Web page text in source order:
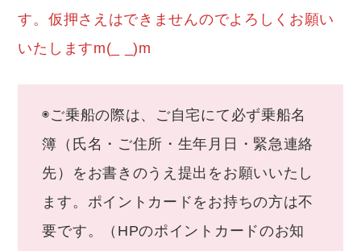
す。仮押さえはできませんのでよろしくお願い
いたしますm(_ _)m
◉ご乗船の際は、ご自宅にて必ず乗船名
簿（氏名・ご住所・生年月日・緊急連絡
先）をお書きのうえ提出をお願いいたし
ます。ポイントカードをお持ちの方は不
要です。（HPのポイントカードのお知